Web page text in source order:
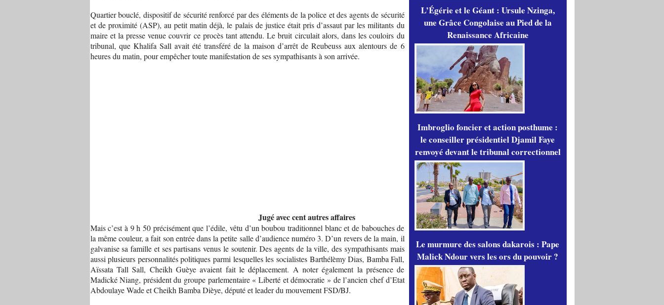
Quartier bouclé, dispositif de sécurité renforcé par des éléments de la police et des agents de sécurité
et de proximité (ASP), au petit matin déjà, le palais de justice était pris d’assaut par les militants du
maire et la presse venue couvrir ce procès tant attendu. Le bruit circulait alors, dans les couloirs du
tribunal, que Khalifa Sall avait été transféré de la maison d’arrêt de Reubeuss aux alentours de 6
heures du matin, pour empêcher toute manifestation de ses sympathisants à son arrivée.
Jugé avec cent autres affaires
Mais c’est à 9 h 50 précisément que l’édile, vêtu d’un boubou traditionnel blanc et de babouches de
la même couleur, a fait son entrée dans la petite salle d’audience numéro 3. D’un revers de la main, il
galvanise sa famille et ses partisans venus le soutenir. Des agents de la ville, des sympathisants mais
aussi plusieurs personnalités politiques parmi lesquelles les socialistes Barthélèmy Dias, Bamba Fall,
Aïssata Tall Sall, Cheikh Guèye avaient fait le déplacement. A noter également la présence de
Madické Niang, président du groupe parlementaire « Liberté et démocratie » de l’ancien chef d’Etat
Abdoulaye Wade et Cheikh Bamba Dièye, député et leader du mouvement FSD/BJ.
L’Égérie et le Géant : Ursule Nzinga,
une Grâce Congolaise au Pied de la
Renaissance Africaine
Imbroglio foncier et action posthume :
le conseiller présidentiel Djamil Faye
renvoyé devant le tribunal correctionnel
Le murmure des salons dakarois : Pape
Malick Ndour vers les ors du pouvoir ?